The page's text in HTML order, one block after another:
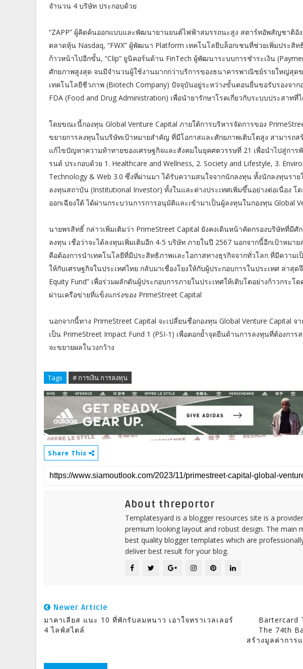
จำนวน 4 บริษัท ประกอบด้วย
“ZAPP” ผู้คิดค้นออกแบบและพัฒนายานยนต์ไฟฟ้าสมรรถนะสูง สตาร์ทอัพสัญชาติ
ตลาดหุ้น Nasdaq, “FWX” ผู้พัฒนา Platform เทคโนโลยีบล็อกเชนที่ช่วยเพิ่มประสิ
ก้าวหน้าไปอีกขั้น, “Clip” ยูนิคอร์นด้าน FinTech ผู้พัฒนาระบบการชำระเงิน
ศักยภาพสูงสุด จนมีจำนวนผู้ใช้งานมากกว่าบริการของธนาคารพาณิชย์รายใหญ่สุดข
เทคโนโลยีชีวภาพ (Biotech Company) ปัจจุบันอยู่ระหว่างขั้นตอนยื่นขอรับรองจาก
FDA (Food and Drug Administration) เพื่อนำยารักษาโรคเกี่ยวกับระบบประสาท
โดยขณะนี้กองทุน Global Venture Capital ภายใต้การบริหารจัดการของ
ขยายการลงทุนในบริษัทเป้าหมายสำคัญ ที่มีโอกาสและศักยภาพเติบโตสูง สามารถส
แก้ไขปัญหาความท้าทายของเศรษฐกิจและสังคมในยุคศตวรรษที่ 21 เพื่อนำไปสู่การ
รนด์ ประกอบด้วย 1. Healthcare and Wellness, 2. Society and Lifestyle, 3.
Technology & Web 3.0 ซึ่งที่ผ่านมา ได้รับความสนใจจากนักลงทุน ทั้งนักลงทุนรา
ลงทุนสถาบัน (Institutional Investor) ทั้งในและต่างประเทศเพิ่มขึ้นอย่างต่อเนื่อง
ออกเฉียงใต้ ได้ผ่านกระบวนการการอนุมัติและเข้ามาเป็นผู้ลงทุนในกองทุน Global
นายพรสิทธิ์ กล่าวเพิ่มเติมว่า PrimeStreet Capital ยังคงเดินหน้าคัดกรองบริษัทที่มีศั
ลงทุน เชื่อว่าจะได้ลงทุนเพิ่มเติมอีก 4-5 บริษัท ภายในปี 2567 นอกจากนี้อีกเป้าหมา
คือต้องการนำเทคโนโลยีที่มีประสิทธิภาพและโอกาสทางธุรกิจจากทั่วโลก ที่มีความ
ให้กับเศรษฐกิจในประเทศไทย กลับมาเชื่องโยงให้กับผู้ประกอบการในประเทศ ล่าสุด
Equity Fund” เพื่อร่วมผลักดันผู้ประกอบการภายในประเทศให้เติบโตอย่างก้าวกระโ
ผ่านเครือข่ายที่แข็งแกร่งของ PrimeStreet Capital
นอกจากนี้ทาง PrimeStreet Capital จะเปลี่ยนชื่อกองทุน Global Venture Capital จา
เป็น PrimeStreet Impact Fund 1 (PSI-1) เพื่อตอกย้ำจุดยืนด้านการลงทุนที่ต้องกา
จะขยายผลในวงกว้าง
Tags # การเงิน การลงทุน
Share This
About threportor
Templatesyard is a blogger resources site is a
premium looking layout and robust design. The main
best quality blogger templates which are
deliver best result for your blog.
Newer Article
มาคาเลียส แนะ 10 ที่พักรับลมหนาว เอาใจทราเวลเลอร์
4 ไลฟ์สไตล์
Bartercard
The 74th
สร้างมูลค่าการ